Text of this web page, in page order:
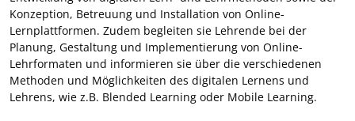
Konzeption, Betreuung und Installation von Online-
Lernplattformen. Zudem begleiten sie Lehrende bei der
Planung, Gestaltung und Implementierung von Online-
Lehrformaten und informieren sie über die verschiedenen
Methoden und Möglichkeiten des digitalen Lernens und
Lehrens, wie z.B. Blended Learning oder Mobile Learning.